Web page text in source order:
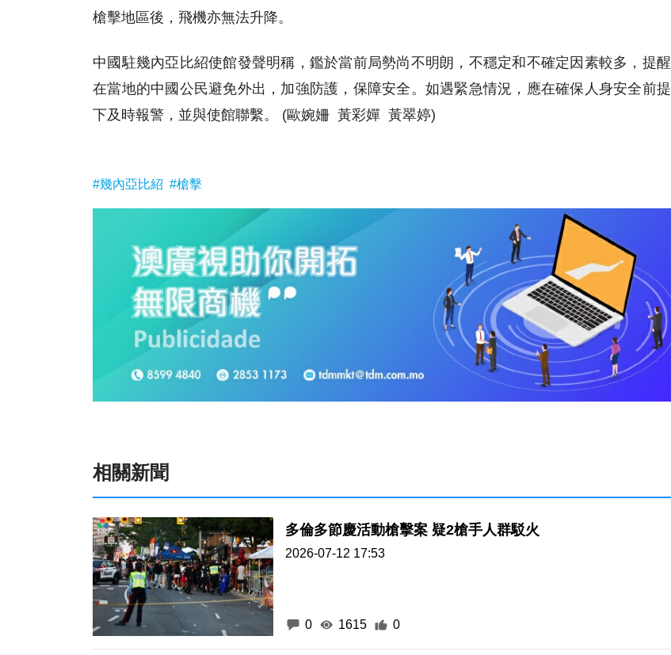
槍擊地區後，飛機亦無法升降。
中國駐幾內亞比紹使館發聲明稱，鑑於當前局勢尚不明朗，不穩定和不確定因素較多，提醒
在當地的中國公民避免外出，加強防護，保障安全。如遇緊急情況，應在確保人身安全前提
下及時報警，並與使館聯繫。 (歐婉姍 黃彩嬋 黃翠婷)
#幾內亞比紹 #槍擊
相關新聞
多倫多節慶活動槍擊案 疑2槍手人群駁火
2026-07-12 17:53
0 1615 0